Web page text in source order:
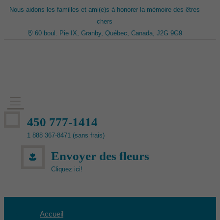
Nous aidons les familles et ami(e)s à honorer la mémoire des êtres
chers
60 boul. Pie IX, Granby, Québec, Canada, J2G 9G9
450 777-1414
1 888 367-8471 (sans frais)
Envoyer des fleurs
Cliquez ici!
Accueil